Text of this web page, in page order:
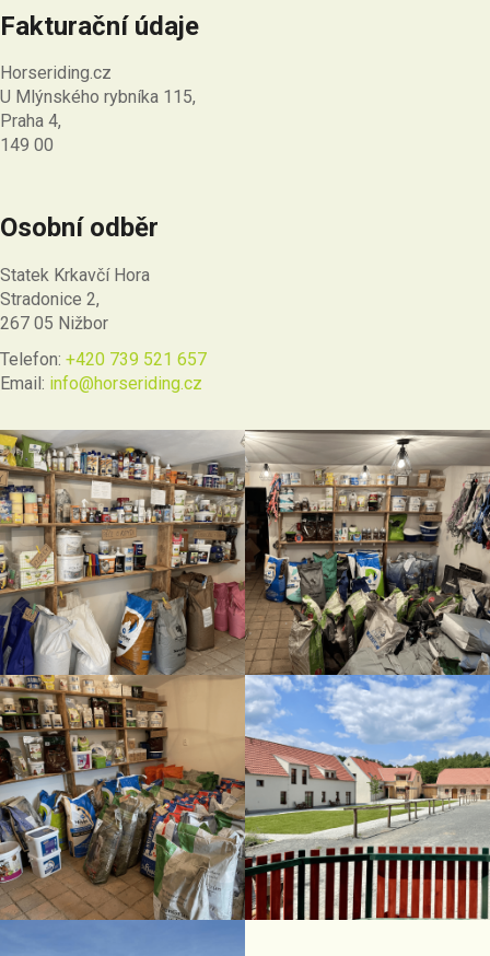
Fakturační údaje
Horseriding.cz
U Mlýnského rybníka 115,
Praha 4,
149 00
Osobní odběr
Statek Krkavčí Hora
Stradonice 2,
267 05 Nižbor
Telefon: +420 739 521 657
Email: info@horseriding.cz